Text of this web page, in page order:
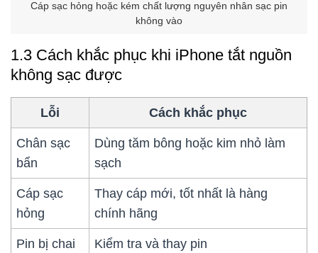
Cáp sạc hỏng hoặc kém chất lượng nguyên nhân sạc pin
không vào
1.3 Cách khắc phục khi iPhone tắt nguồn
không sạc được
Lỗi Cách khắc phục
Chân sạc
bẩn
Dùng tăm bông hoặc kim nhỏ làm
sạch
Cáp sạc
hỏng
Thay cáp mới, tốt nhất là hàng
chính hãng
Pin bị chai Kiểm tra và thay pin